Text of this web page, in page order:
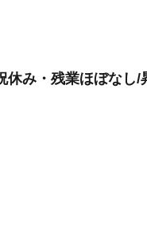
み・残業ほぼなし/